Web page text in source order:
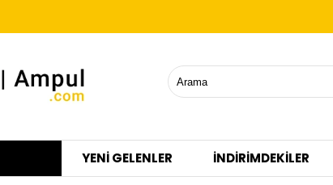
YENİ GELENLER İNDİRİMDEKİLER